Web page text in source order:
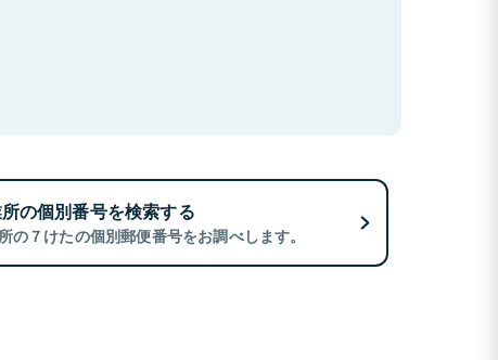
の個別番号を検索する
の７けたの個別郵便番号をお調べします。